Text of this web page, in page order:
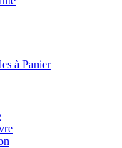
à Panier